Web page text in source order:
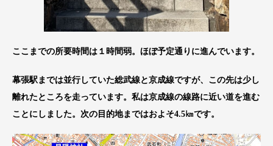
ここまでの所要時間は１時間弱。ほぼ予定通りに進んでいます。
幕張駅までは並行していた総武線と京成線ですが、この先は少し
離れたところを走っています。私は京成線の線路に近い道を進む
ことにしました。次の目的地まではおよそ4.5㎞です。